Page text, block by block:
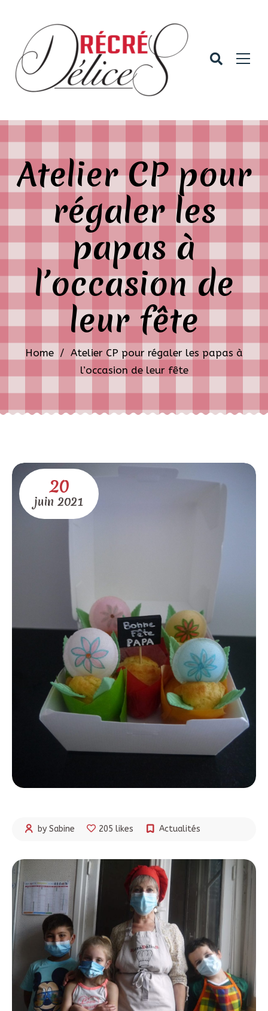
Atelier CP pour
régaler les
papas à
l’occasion de
leur fête
Home / Atelier CP pour régaler les papas à
l’occasion de leur fête
20
juin 2021
by Sabine 205 likes Actualités